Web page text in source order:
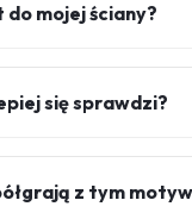
mojej ściany?
się sprawdzi?
z tym